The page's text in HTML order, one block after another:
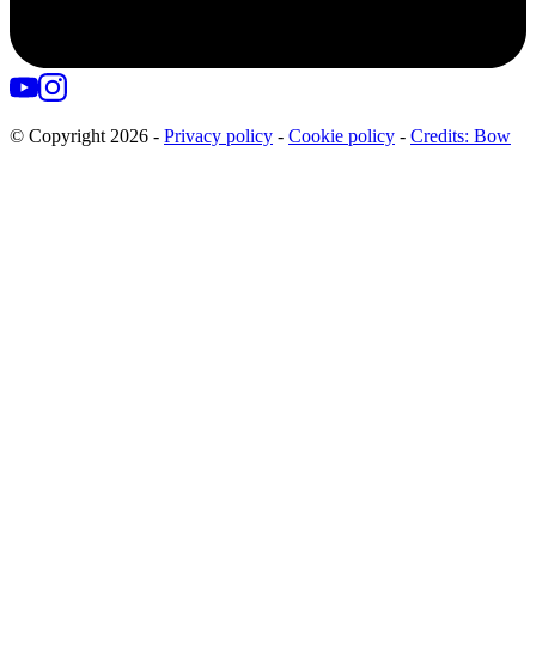
© Copyright 2026 - Privacy policy - Cookie policy - Credits: Bow